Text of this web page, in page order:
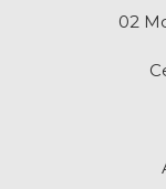
02